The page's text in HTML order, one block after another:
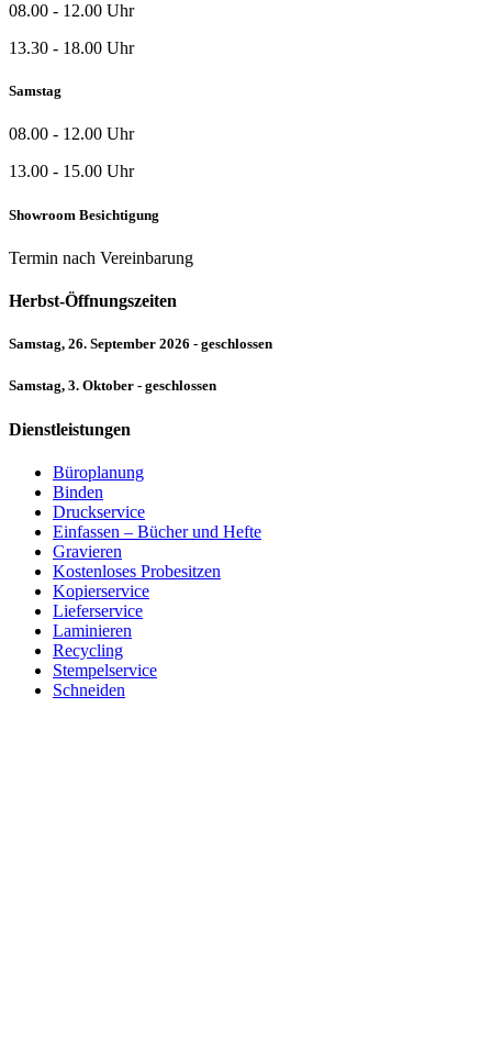
08.00 - 12.00 Uhr
13.30 - 18.00 Uhr
Samstag
08.00 - 12.00 Uhr
13.00 - 15.00 Uhr
Showroom Besichtigung
Termin nach Vereinbarung
Herbst-Öffnungszeiten
Samstag, 26. September 2026 - geschlossen
Samstag, 3. Oktober - geschlossen
Dienstleistungen
Büroplanung
Binden
Druckservice
Einfassen – Bücher und Hefte
Gravieren
Kostenloses Probesitzen
Kopierservice
Lieferservice
Laminieren
Recycling
Stempelservice
Schneiden